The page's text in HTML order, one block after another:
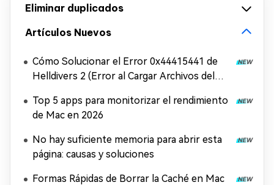
Eliminar duplicados
Artículos Nuevos
Cómo Solucionar el Error 0x44415441 de
Helldivers 2 (Error al Cargar Archivos del
Top 5 apps para monitorizar el rendimiento
de Mac en 2026
No hay suficiente memoria para abrir esta
página: causas y soluciones
Formas Rápidas de Borrar la Caché en Mac